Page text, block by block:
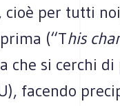
cioè per tutti
(“This
che si cerchi
facendo